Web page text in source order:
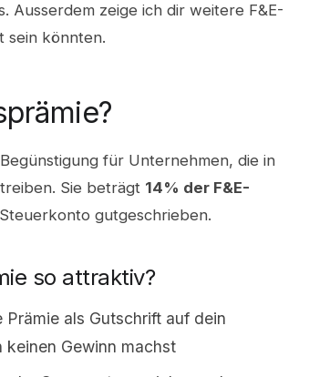
Ausserdem zeige ich dir weitere F&E-
sein könnten.
für Unternehmen, die in
Sie beträgt 14% der F&E-
gutgeschrieben.
so attraktiv?
Prämie als Gutschrift auf dein
keinen Gewinn machst